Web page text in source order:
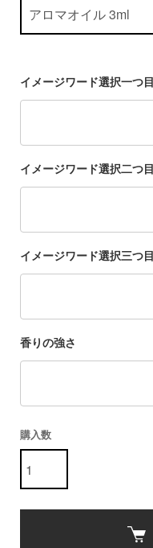
イメージワード選択一つ目
イメージワード選択二つ目
イメージワード選択三つ目
香りの強さ
購入数